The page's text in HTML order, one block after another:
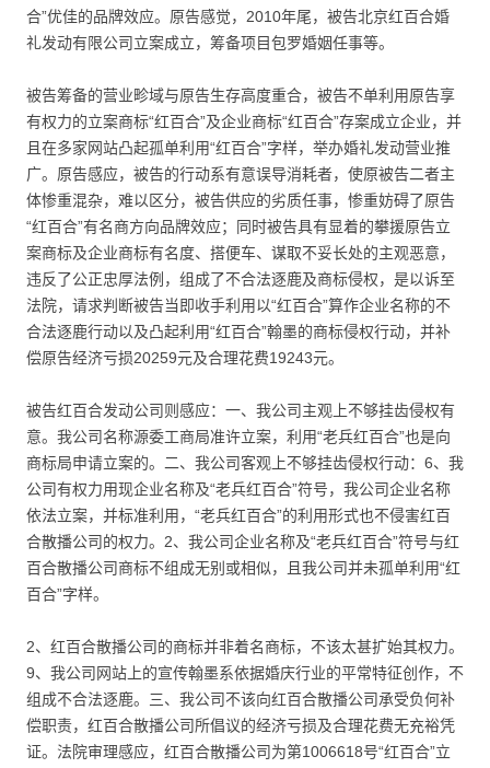
合”优佳的品牌效应。原告感觉，2010年尾，被告北京红百合婚
礼发动有限公司立案成立，筹备项目包罗婚姻任事等。
被告筹备的营业畛域与原告生存高度重合，被告不单利用原告享
有权力的立案商标“红百合”及企业商标“红百合”存案成立企业，并
且在多家网站凸起孤单利用“红百合”字样，举办婚礼发动营业推
广。原告感应，被告的行动系有意误导消耗者，使原被告二者主
体惨重混杂，难以区分，被告供应的劣质任事，惨重妨碍了原告
“红百合”有名商方向品牌效应；同时被告具有显着的攀援原告立
案商标及企业商标有名度、搭便车、谋取不妥长处的主观恶意，
违反了公正忠厚法例，组成了不合法逐鹿及商标侵权，是以诉至
法院，请求判断被告当即收手利用以“红百合”算作企业名称的不
合法逐鹿行动以及凸起利用“红百合”翰墨的商标侵权行动，并补
偿原告经济亏损20259元及合理花费19243元。
被告红百合发动公司则感应：一、我公司主观上不够挂齿侵权有
意。我公司名称源委工商局准许立案，利用“老兵红百合”也是向
商标局申请立案的。二、我公司客观上不够挂齿侵权行动：6、我
公司有权力用现企业名称及“老兵红百合”符号，我公司企业名称
依法立案，并标准利用，“老兵红百合”的利用形式也不侵害红百
合散播公司的权力。2、我公司企业名称及“老兵红百合”符号与红
百合散播公司商标不组成无别或相似，且我公司并未孤单利用“红
百合”字样。
2、红百合散播公司的商标并非着名商标，不该太甚扩始其权力。
9、我公司网站上的宣传翰墨系依据婚庆行业的平常特征创作，不
组成不合法逐鹿。三、我公司不该向红百合散播公司承受负何补
偿职责，红百合散播公司所倡议的经济亏损及合理花费无充裕凭
证。法院审理感应，红百合散播公司为第1006618号“红百合”立